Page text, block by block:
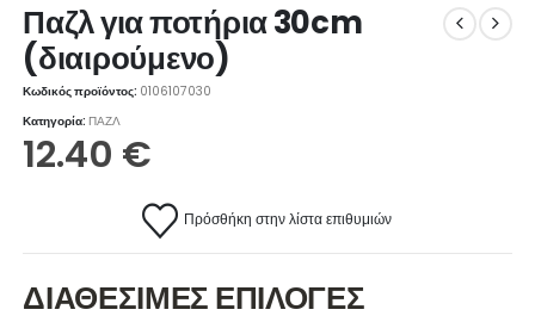
Παζλ για ποτήρια 30cm
(διαιρούμενο)
Κωδικός προϊόντος: 0106107030
Κατηγορία:ΠΑΖΛ
12.40 €
Πρόσθήκη στην λίστα επιθυμιών
ΔΙΑΘΕΣΙΜΕΣ ΕΠΙΛΟΓΕΣ